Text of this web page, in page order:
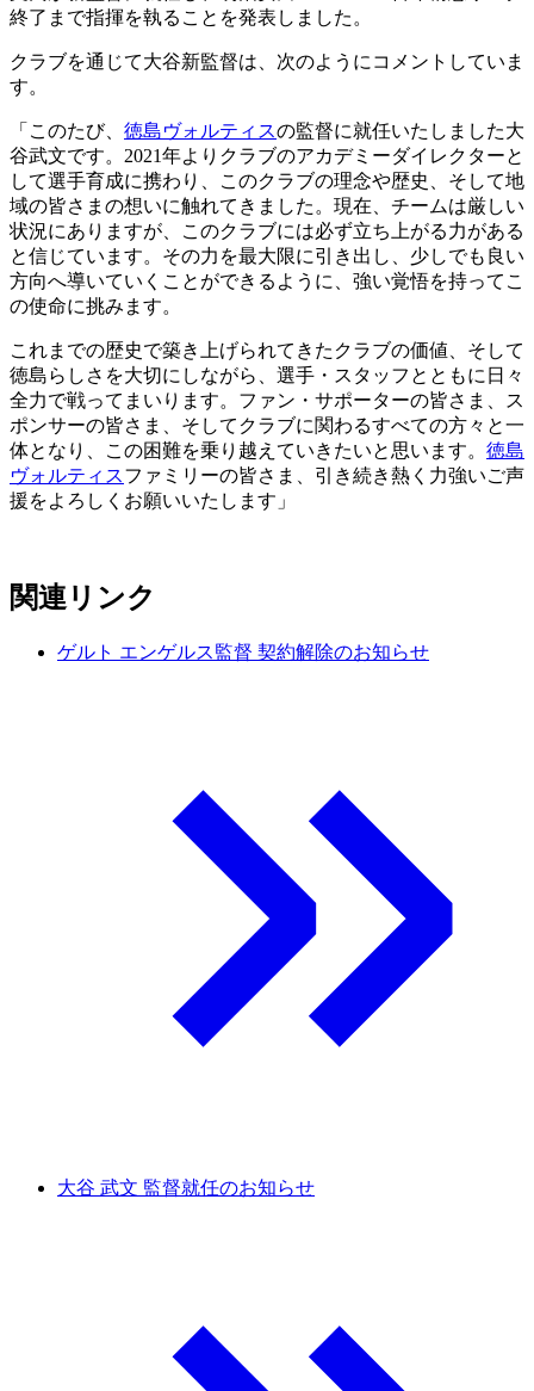
終了まで指揮を執ることを発表しました。
クラブを通じて大谷新監督は、次のようにコメントしていま
す。
「このたび、 徳島ヴォルティスの監督に就任いたしました大
谷武文です。2021年よりクラブのアカデミーダイレクターと
して選手育成に携わり、このクラブの理念や歴史、そして地
域の皆さまの想いに触れてきました。現在、チームは厳しい
状況にありますが、このクラブには必ず立ち上がる力がある
と信じています。その力を最大限に引き出し、少しでも良い
方向へ導いていくことができるように、強い覚悟を持ってこ
の使命に挑みます。
これまでの歴史で築き上げられてきたクラブの価値、そして
徳島らしさを大切にしながら、選手・スタッフとともに日々
全力で戦ってまいります。ファン・サポーターの皆さま、ス
ポンサーの皆さま、そしてクラブに関わるすべての方々と一
体となり、この困難を乗り越えていきたいと思います。 徳島
ヴォルティスファミリーの皆さま、引き続き熱く力強いご声
援をよろしくお願いいたします」
関連リンク
ゲルト エンゲルス監督 契約解除のお知らせ
大谷 武文 監督就任のお知らせ